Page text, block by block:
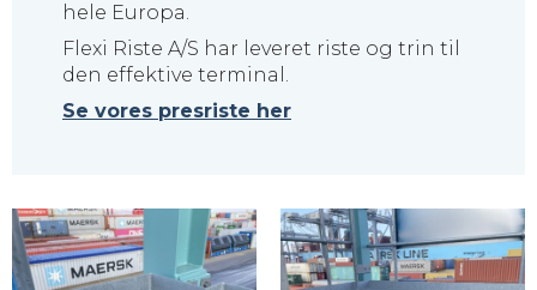
hele Europa.
Flexi Riste A/S har leveret riste og trin til
den effektive terminal.
Se vores presriste her